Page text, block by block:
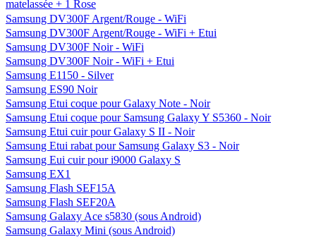
matelassée + 1 Rose
Samsung DV300F Argent/Rouge - WiFi
Samsung DV300F Argent/Rouge - WiFi + Etui
Samsung DV300F Noir - WiFi
Samsung DV300F Noir - WiFi + Etui
Samsung E1150 - Silver
Samsung ES90 Noir
Samsung Etui coque pour Galaxy Note - Noir
Samsung Etui coque pour Samsung Galaxy Y S5360 - Noir
Samsung Etui cuir pour Galaxy S II - Noir
Samsung Etui rabat pour Samsung Galaxy S3 - Noir
Samsung Eui cuir pour i9000 Galaxy S
Samsung EX1
Samsung Flash SEF15A
Samsung Flash SEF20A
Samsung Galaxy Ace s5830 (sous Android)
Samsung Galaxy Mini (sous Android)